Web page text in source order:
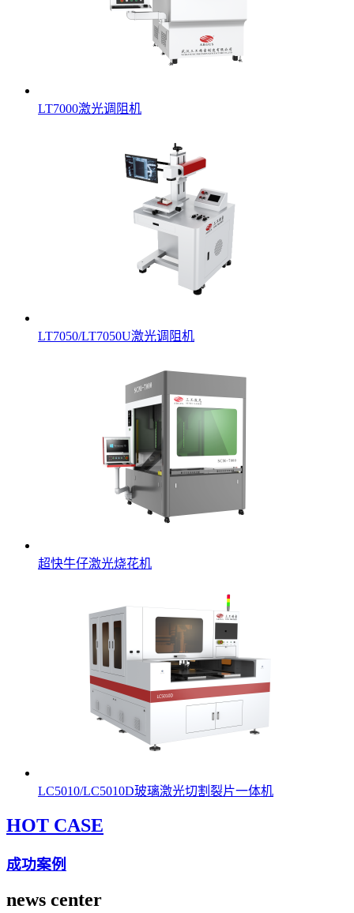
LT7000激光调阻机
LT7050/LT7050U激光调阻机
超快牛仔激光烧花机
LC5010/LC5010D玻璃激光切割裂片一体机
HOT CASE
成功案例
news center